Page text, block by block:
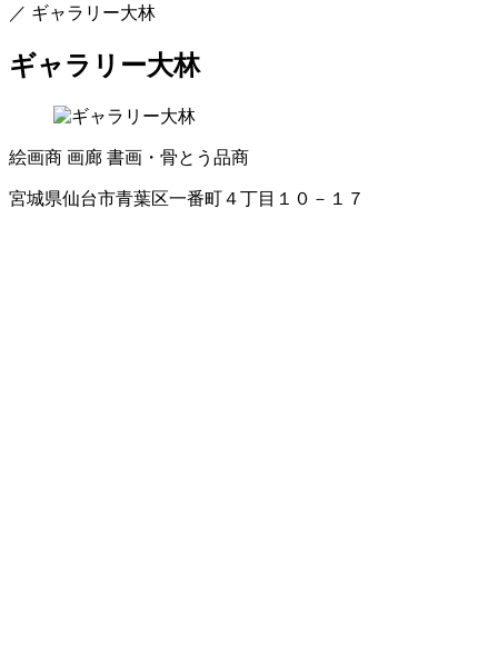
／ ギャラリー大林
ギャラリー大林
絵画商 画廊 書画・骨とう品商
宮城県仙台市青葉区一番町４丁目１０－１７